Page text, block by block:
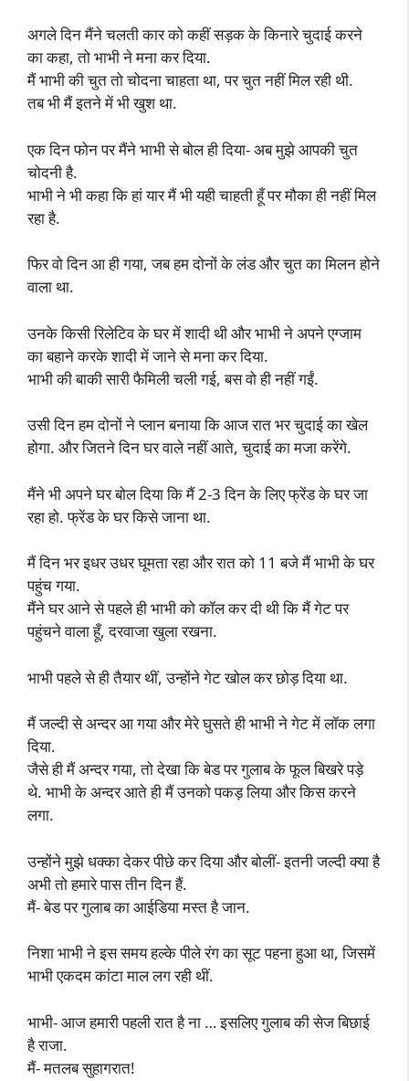
अगले दिन मैंने चलती कार को कहीं सड़क के किनारे चुदाई करने
का कहा, तो भाभी ने मना कर दिया.
मैं भाभी की चुत तो चोदना चाहता था, पर चुत नहीं मिल रही थी.
तब भी मैं इतने में भी खुश था.
एक दिन फोन पर मैंने भाभी से बोल ही दिया- अब मुझे आपकी चुत
चोदनी है.
भाभी ने भी कहा कि हां यार मैं भी यही चाहती हूँ पर मौका ही नहीं मिल
रहा है.
फिर वो दिन आ ही गया, जब हम दोनों के लंड और चुत का मिलन होने
वाला था.
उनके किसी रिलेटिव के घर में शादी थी और भाभी ने अपने एग्जाम
का बहाने करके शादी में जाने से मना कर दिया.
भाभी की बाकी सारी फैमिली चली गई, बस वो ही नहीं गईं.
उसी दिन हम दोनों ने प्लान बनाया कि आज रात भर चुदाई का खेल
होगा. और जितने दिन घर वाले नहीं आते, चुदाई का मजा करेंगे.
मैंने भी अपने घर बोल दिया कि मैं 2-3 दिन के लिए फ्रेंड के घर जा
रहा हो. फ्रेंड के घर किसे जाना था.
मैं दिन भर इधर उधर घूमता रहा और रात को 11 बजे मैं भाभी के घर
पहुंच गया.
मैंने घर आने से पहले ही भाभी को कॉल कर दी थी कि मैं गेट पर
पहुंचने वाला हूँ, दरवाजा खुला रखना.
भाभी पहले से ही तैयार थीं, उन्होंने गेट खोल कर छोड़ दिया था.
मैं जल्दी से अन्दर आ गया और मेरे घुसते ही भाभी ने गेट में लॉक लगा
दिया.
जैसे ही मैं अन्दर गया, तो देखा कि बेड पर गुलाब के फूल बिखरे पड़े
थे. भाभी के अन्दर आते ही मैं उनको पकड़ लिया और किस करने
लगा.
उन्होंने मुझे धक्का देकर पीछे कर दिया और बोलीं- इतनी जल्दी क्या है
अभी तो हमारे पास तीन दिन हैं.
मैं- बेड पर गुलाब का आईडिया मस्त है जान.
निशा भाभी ने इस समय हल्के पीले रंग का सूट पहना हुआ था, जिसमें
भाभी एकदम कांटा माल लग रही थीं.
भाभी- आज हमारी पहली रात है ना … इसलिए गुलाब की सेज बिछाई
है राजा.
मैं- मतलब सुहागरात!